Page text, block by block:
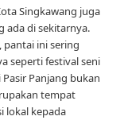
Singkawang juga
ada di sekitarnya.
ini sering
seperti festival seni
Panjang bukan
tempat
lokal kepada